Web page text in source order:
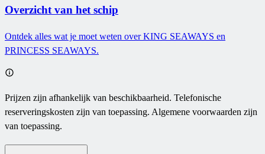
Overzicht van het schip
Ontdek alles wat je moet weten over KING SEAWAYS en
PRINCESS SEAWAYS.
Prijzen zijn afhankelijk van beschikbaarheid. Telefonische
reserveringskosten zijn van toepassing. Algemene voorwaarden zijn
van toepassing.